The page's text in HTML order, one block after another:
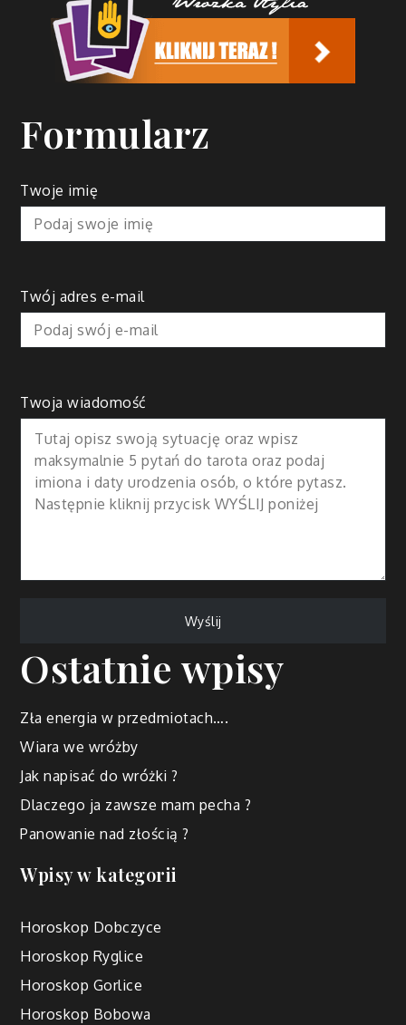
Formularz
Twoje imię
Twój adres e-mail
Twoja wiadomość
Ostatnie wpisy
Zła energia w przedmiotach….
Wiara we wróżby
Jak napisać do wróżki ?
Dlaczego ja zawsze mam pecha ?
Panowanie nad złością ?
Wpisy w kategorii
Horoskop Dobczyce
Horoskop Ryglice
Horoskop Gorlice
Horoskop Bobowa